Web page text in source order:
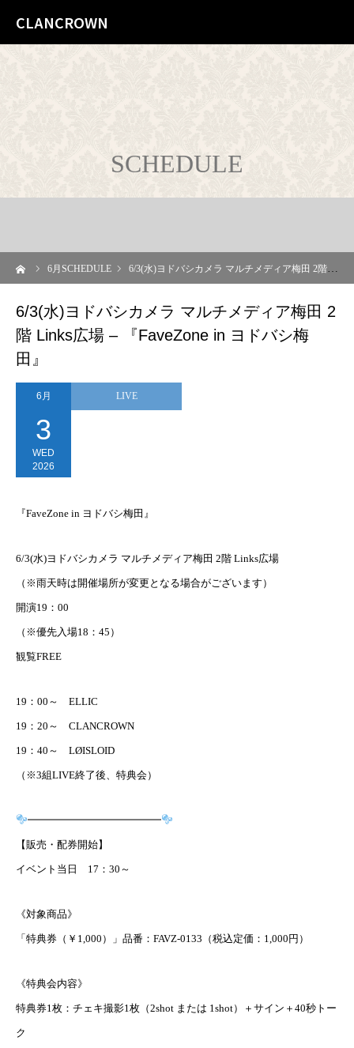
CLANCROWN
SCHEDULE
6月SCHEDULE 6/3(水)ヨドバシカメラ マルチメディア梅田 2階 Links広場 – 『FaveZone in ヨドバシ梅田』
6/3(水)ヨドバシカメラ マルチメディア梅田 2
階 Links広場 – 『FaveZone in ヨドバシ梅
田』
6月
3
WED
2026
LIVE
『FaveZone in ヨドバシ梅田』
6/3(水)ヨドバシカメラ マルチメディア梅田 2階 Links広場
（※雨天時は開催場所が変更となる場合がございます）
開演19：00
（※優先入場18：45）
観覧FREE
19：00～ ELLIC
19：20～ CLANCROWN
19：40～ LØISLOID
（※3組LIVE終了後、特典会）
━━━━━━━━━━━━━
【販売・配券開始】
イベント当日 17：30～
《対象商品》
「特典券（￥1,000）」品番：FAVZ-0133（税込定価：1,000円）
《特典会内容》
特典券1枚：チェキ撮影1枚（2shot または 1shot）＋サイン＋40秒トー
ク